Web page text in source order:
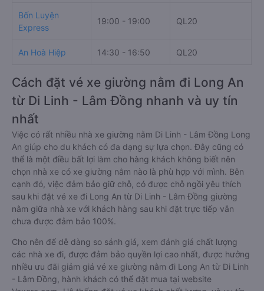
Bốn Luyện
Express
19:00 - 19:00 QL20
An Hoà Hiệp 14:30 - 16:50 QL20
Cách đặt vé xe giường nằm đi Long An
từ Di Linh - Lâm Đồng nhanh và uy tín
nhất
Việc có rất nhiều nhà xe giường nằm Di Linh - Lâm Đồng Long
An giúp cho du khách có đa dạng sự lựa chọn. Đây cũng có
thể là một điều bất lợi làm cho hàng khách không biết nên
chọn nhà xe có xe giường nằm nào là phù hợp với mình. Bên
cạnh đó, việc đảm bảo giữ chỗ, có được chỗ ngồi yêu thích
sau khi đặt vé xe đi Long An từ Di Linh - Lâm Đồng giường
nằm giữa nhà xe với khách hàng sau khi đặt trực tiếp vẫn
chưa được đảm bảo 100%.
Cho nên để dễ dàng so sánh giá, xem đánh giá chất lượng
các nhà xe đi, được đảm bảo quyền lợi cao nhất, được hưởng
nhiều ưu đãi giảm giá vé xe giường nằm đi Long An từ Di Linh
- Lâm Đồng, hành khách có thể đặt mua tại website